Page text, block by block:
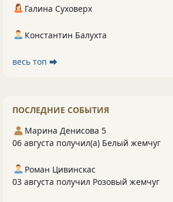
Галина Суховерх
Константин Балухта
весь топ ⮕
ПОСЛЕДНИЕ СОБЫТИЯ
Марина Денисова 5
06 августа получил(а) Белый жемчуг
Роман Цивинскас
03 августа получил Розовый жемчуг